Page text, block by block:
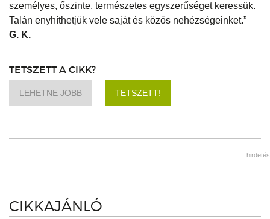
személyes, őszinte, természetes egyszerűséget keressük.
Talán enyhíthetjük vele saját és közös nehézségeinket.”
G. K.
TETSZETT A CIKK?
LEHETNE JOBB TETSZETT!
hirdetés
CIKKAJÁNLÓ